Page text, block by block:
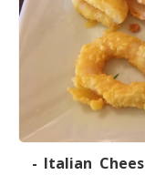
- Italian